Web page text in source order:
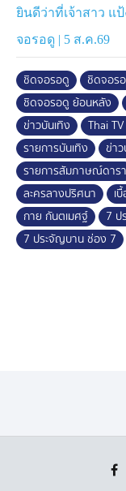
ยินดีว่าที่เจ้าสาว แ
จอรอดู | 5 ส.ค.69
ชิดจอรอดู ชิดจอร
ชิดจอรอดู ย้อนหลัง
ข่าวบันเทิง
Thai
รายการบันเทิง
ข่า
รายการสัมภาษณ์ดารา
ละครลางปริศนา
เ
กาย กันตเมศฐ์
7 ป
7 ประจัญบาน ช่อง 7